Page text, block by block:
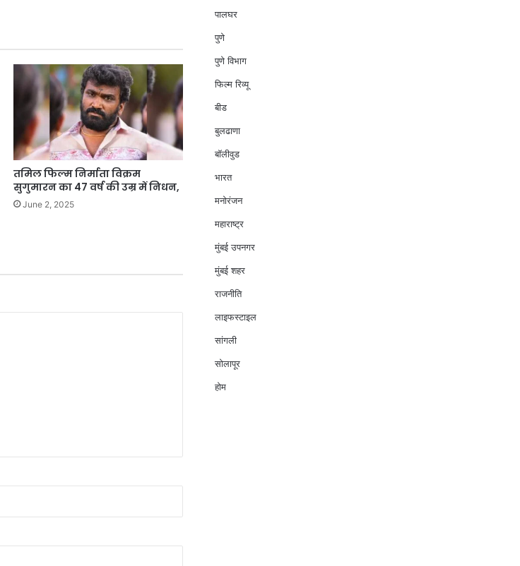
तमिल फिल्म निर्माता विक्रम
सुगुमारन का 47 वर्ष की उम्र में निधन,
June 2, 2025
पालघर
पुणे
पुणे विभाग
फिल्म रिव्यू
बीड
बुलढाणा
बॉलीवुड
भारत
मनोरंजन
महाराष्ट्र
मुंबई उपनगर
मुंबई शहर
राजनीति
लाइफस्टाइल
सांगली
सोलापूर
होम